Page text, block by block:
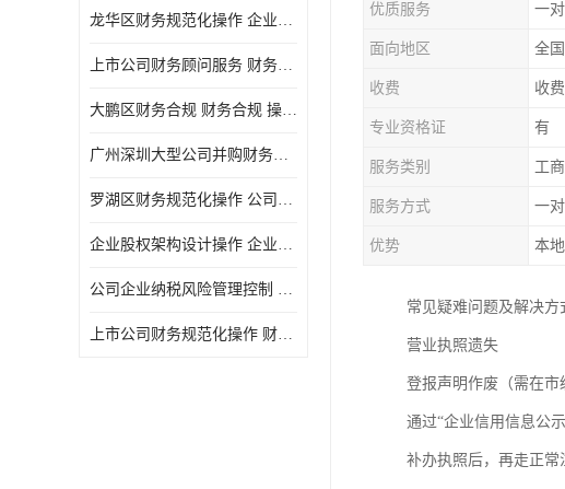
龙华区财务规范化操作 企业纳税风险管理控制 操作起来简单易行
上市公司财务顾问服务 财务合规 如何才能达到目标
大鹏区财务合规 财务合规 操作起来简单易行
广州深圳大型公司并购财务顾问 财务规范化操作 办理要多长时间
罗湖区财务规范化操作 公司财务合规 盛莱企管
企业股权架构设计操作 企业纳税风险管理控制 怎样操作税务合规
公司企业纳税风险管理控制 财务顾问 操作起来简单易行
上市公司财务规范化操作 财务规范化操作 如何操作
优质服务 一
面向地区 全国
收费 收
专业资格证 有
服务类别 工
服务方式 一
优势 本
常见疑难问题及解决方
营业执照遗失
登报声明作废（需在市
通过“企业信用信息公示
补办执照后，再走正常